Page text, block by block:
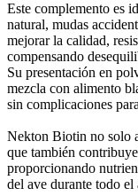
Este complemento es
natural, mudas
mejorar la calidad,
compensando
Su presentación en
mezcla con alimento
sin complicaciones
Nekton Biotin no solo
que también
proporcionando
del ave durante todo el